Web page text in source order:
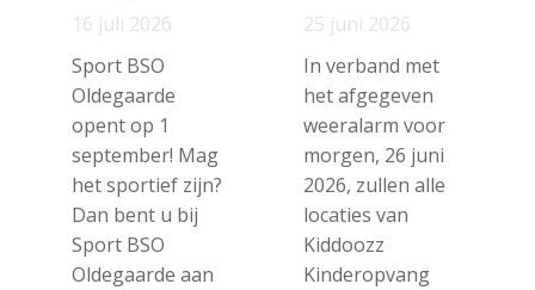
16 juli 2026
Sport BSO
Oldegaarde
opent op 1
september! Mag
het sportief zijn?
Dan bent u bij
Sport BSO
Oldegaarde aan
25 juni 2026
In verband met
het afgegeven
weeralarm voor
morgen, 26 juni
2026, zullen alle
locaties van
Kiddoozz
Kinderopvang